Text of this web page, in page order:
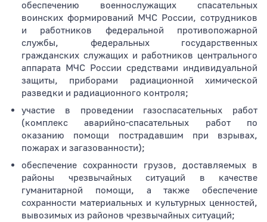
обеспечению военнослужащих спасательных
воинских формирований МЧС России, сотрудников
и работников федеральной противопожарной
службы, федеральных государственных
гражданских служащих и работников центрального
аппарата МЧС России средствами индивидуальной
защиты, приборами радиационной химической
разведки и радиационного контроля;
участие в проведении газоспасательных работ
(комплекс аварийно-спасательных работ по
оказанию помощи пострадавшим при взрывах,
пожарах и загазованности);
обеспечение сохранности грузов, доставляемых в
районы чрезвычайных ситуаций в качестве
гуманитарной помощи, а также обеспечение
сохранности материальных и культурных ценностей,
вывозимых из районов чрезвычайных ситуаций;